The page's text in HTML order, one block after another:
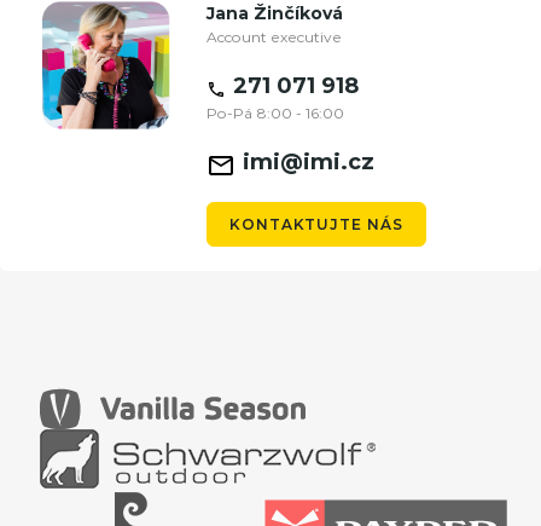
Jana Žinčíková
Account executive
271 071 918
Po-Pá 8:00 - 16:00
imi@imi.cz
KONTAKTUJTE NÁS